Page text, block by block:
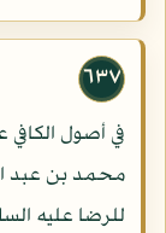
٦٣٧
في أصول
محمد بن عبد
للرضا عليه